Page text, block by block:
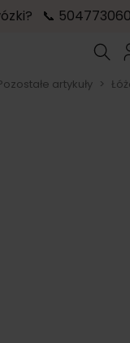
📞
artykuły >